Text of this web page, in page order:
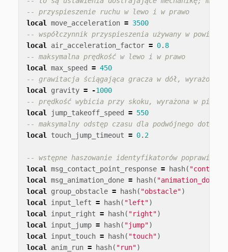
-- przyspieszenie ruchu w lewo i w prawo
local
move_acceleration = 3500
-- współczynnik przyspieszenia używany w
local
air_acceleration_factor = 0. 8
-- maksymalna prędkość w lewo i w prawo
local
max_speed = 450
-- grawitacja ściągająca gracza w dół, wyrażona
local
gravity = -1000
-- prędkość wybicia przy skoku, wyrażona w
local
jump_takeoff_speed = 550
-- maksymalny odstęp czasu dla podwójnego
local
touch_jump_timeout = 0. 2
-- wstępne haszowanie identyfikatorów poprawia
local
msg_contact_point_response = hash(
local
msg_animation_done = hash( "animation_done"
local
group_obstacle = hash( "obstacle")
local
input_left = hash( "left")
local
input_right = hash( "right")
local
input_jump = hash( "jump")
local
input_touch = hash( "touch")
local
anim_run = hash( "run")